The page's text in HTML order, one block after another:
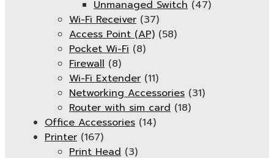
Unmanaged Switch (47)
Wi-Fi Receiver (37)
Access Point (AP) (58)
Pocket Wi-Fi (8)
Firewall (8)
Wi-Fi Extender (11)
Networking Accessories (31)
Router with sim card (18)
Office Accessories (14)
Printer (167)
Print Head (3)